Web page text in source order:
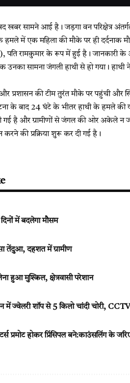
सामने आई है। जड़गा वन परिक्षेत्र
में एक महिला की मौके पर ही दर्दनाक
पति रामकुमार के रूप में हुई है। जानकारी के
उनका सामना जंगली हाथी से हो गया।
प्रशासन की टीम तुरंत मौके पर पहुंची और
के बाद 24 घंटे के भीतर हाथी के हमले की
दी गई है और ग्रामीणों से जंगल की ओर अकेले न
करने की प्रक्रिया शुरू कर दी गई है।
में बदलेगा मौसम
तेंदुआ, दहशत में ग्रामीण
हुआ मुश्किल, क्षेत्रवासी परेशान
ज्वेलरी शॉप से 5 किलो चांदी चोरी,
प्रमोट होकर प्रिंसिपल बने:काउंसलिंग के